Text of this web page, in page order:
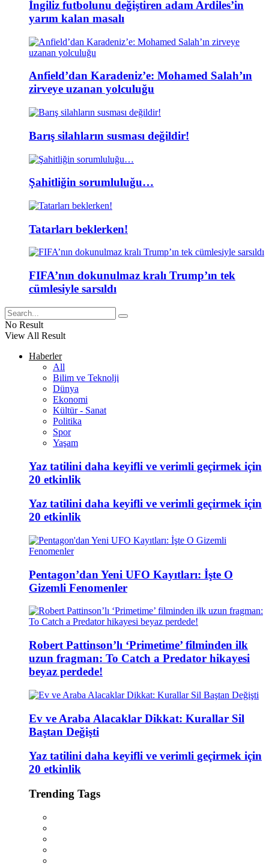
İngiliz futbolunu değiştiren adam Ardiles’in
yarım kalan masalı
Anfield’dan Karadeniz’e: Mohamed Salah’ın
zirveye uzanan yolculuğu
Barış silahların susması değildir!
Şahitliğin sorumluluğu…
Tatarları beklerken!
FIFA’nın dokunulmaz kralı Trump’ın tek
cümlesiyle sarsıldı
No Result
View All Result
Haberler
All
Bilim ve Teknolji
Dünya
Ekonomi
Kültür - Sanat
Politika
Spor
Yaşam
Yaz tatilini daha keyifli ve verimli geçirmek için
20 etkinlik
Yaz tatilini daha keyifli ve verimli geçirmek için
20 etkinlik
Pentagon’dan Yeni UFO Kayıtları: İşte O
Gizemli Fenomenler
Robert Pattinson’lı ‘Primetime’ filminden ilk
uzun fragman: To Catch a Predator hikayesi
beyaz perdede!
Ev ve Araba Alacaklar Dikkat: Kurallar Sil
Baştan Değişti
Yaz tatilini daha keyifli ve verimli geçirmek için
20 etkinlik
Trending Tags